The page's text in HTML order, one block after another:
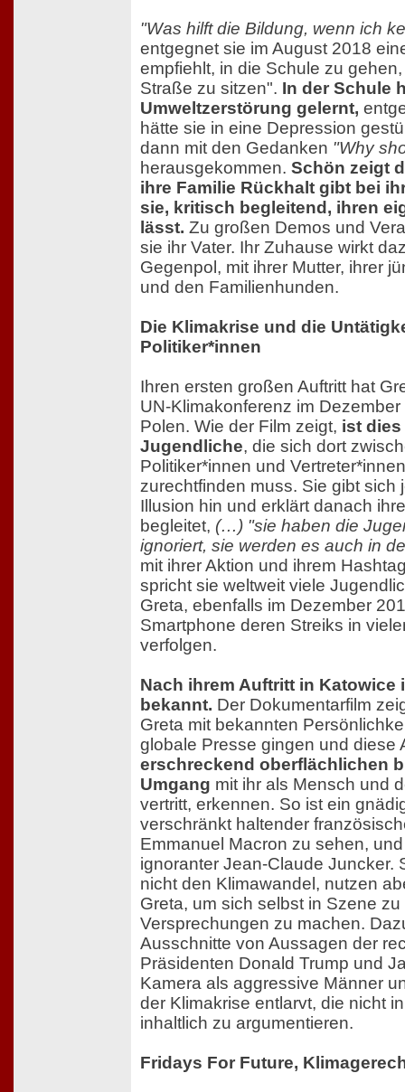
"Was hilft die Bildung, wenn ich
entgegnet sie im August 2018
empfiehlt, in die Schule zu
Straße zu sitzen". In der Schule
Umweltzerstörung gelernt,
hätte sie in eine Depression
dann mit den Gedanken "Why
herausgekommen. Schön zeigt
ihre Familie Rückhalt gibt bei
sie, kritisch begleitend, ihren
lässt. Zu großen Demos und
sie ihr Vater. Ihr Zuhause wirkt
Gegenpol, mit ihrer Mutter, ihrer
und den Familienhunden.
Die Klimakrise und die
Politiker*innen
Ihren ersten großen Auftritt hat
UN-Klimakonferenz im
Polen. Wie der Film zeigt, ist
Jugendliche, die sich dort
Politiker*innen und
zurechtfinden muss. Sie gibt sich
Illusion hin und erklärt danach
begleitet, (…) "sie haben die
ignoriert, sie werden es auch in
mit ihrer Aktion und ihrem
spricht sie weltweit viele
Greta, ebenfalls im Dezember
Smartphone deren Streiks in
verfolgen.
Nach ihrem Auftritt in Katowice
bekannt. Der Dokumentarfilm
Greta mit bekannten
globale Presse gingen und diese
erschreckend oberflächlichen
Umgang mit ihr als Mensch und
vertritt, erkennen. So ist ein
verschränkt haltender
Emmanuel Macron zu sehen,
ignoranter Jean-Claude Juncker.
nicht den Klimawandel, nutzen
Greta, um sich selbst in Szene
Versprechungen zu machen.
Ausschnitte von Aussagen der
Präsidenten Donald Trump und
Kamera als aggressive Männer
der Klimakrise entlarvt, die nicht
inhaltlich zu argumentieren.
Fridays For Future,